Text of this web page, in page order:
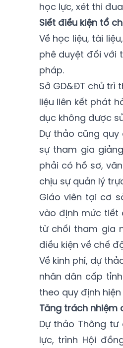
học lực, xét thi
Siết điều kiện tổ
Về học liệu, tài
phê duyệt đối với
pháp.
Sở GD&ĐT chủ trì
liệu liên kết phát
dục không được
Dự thảo cũng
sự tham gia
phải có hồ sơ,
chịu sự quản lý
Giáo viên tại cơ
vào định mức tiết
từ chối tham gia
điều kiện về chế
Về kinh phí, dự
nhân dân cấp
theo quy định hiện
Tăng trách nhiệm
Dự thảo Thông
lực, trình Hội